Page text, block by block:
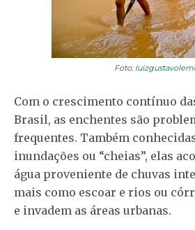
Foto:
Com o crescimento contínuo
Brasil, as enchentes são
frequentes. Também
inundações ou “cheias”, elas
água proveniente de chuvas
mais como escoar e rios ou
e invadem as áreas urbanas.